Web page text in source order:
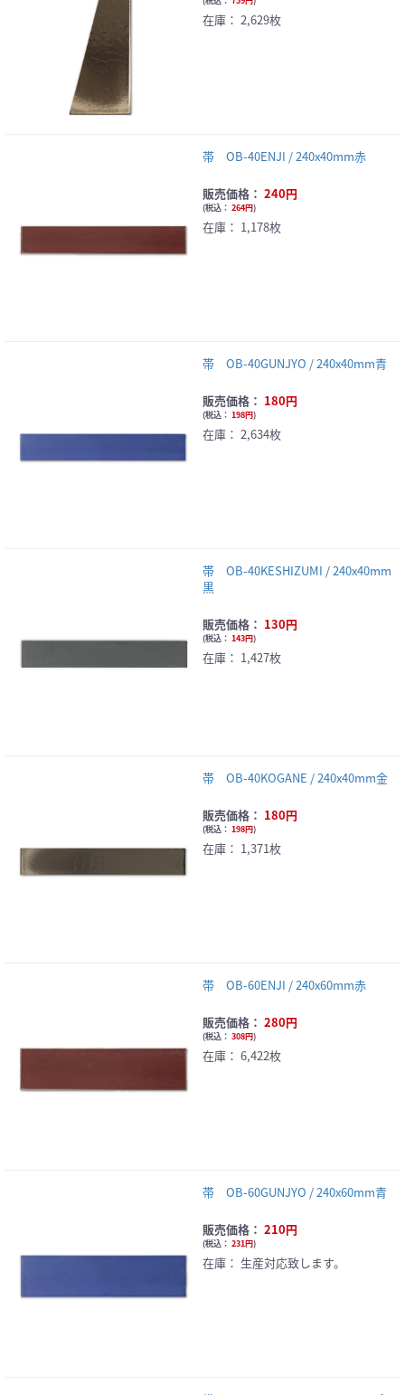
在庫： 2,629枚
帯 OB-40ENJI / 240x40mm赤
販売価格： 240円
(税込： 264円)
在庫： 1,178枚
帯 OB-40GUNJYO / 240x40mm青
販売価格： 180円
(税込： 198円)
在庫： 2,634枚
帯 OB-40KESHIZUMI / 240x40mm
黒
販売価格： 130円
(税込： 143円)
在庫： 1,427枚
帯 OB-40KOGANE / 240x40mm金
販売価格： 180円
(税込： 198円)
在庫： 1,371枚
帯 OB-60ENJI / 240x60mm赤
販売価格： 280円
(税込： 308円)
在庫： 6,422枚
帯 OB-60GUNJYO / 240x60mm青
販売価格： 210円
(税込： 231円)
在庫： 生産対応致します。